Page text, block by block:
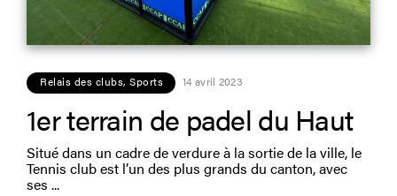
Relais des clubs, Sports 14 avril 2023
1er terrain de padel du Haut
Situé dans un cadre de verdure à la sortie de la ville, le
Tennis club est l’un des plus grands du canton, avec
ses